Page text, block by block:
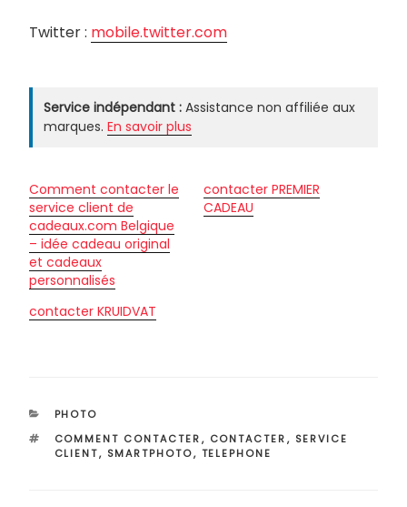
Twitter : mobile.twitter.com
Service indépendant : Assistance non affiliée aux
marques. En savoir plus
Comment contacter le
service client de
cadeaux.com Belgique
– idée cadeau original
et cadeaux
personnalisés
contacter PREMIER
CADEAU
contacter KRUIDVAT
CATÉGORIES
PHOTO
ÉTIQUETTES
COMMENT CONTACTER, CONTACTER, SERVICE
CLIENT, SMARTPHOTO, TELEPHONE